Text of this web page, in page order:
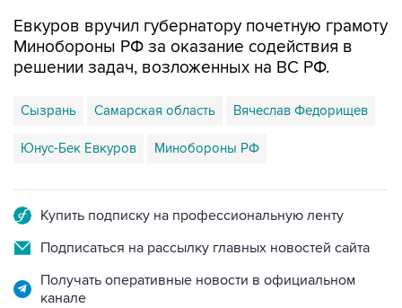
Евкуров вручил губернатору почетную грамоту
Минобороны РФ за оказание содействия в
решении задач, возложенных на ВС РФ.
Сызрань Самарская область Вячеслав Федорищев
Юнус-Бек Евкуров Минобороны РФ
Купить подписку на профессиональную ленту
Подписаться на рассылку главных новостей сайта
Получать оперативные новости в официальном
канале